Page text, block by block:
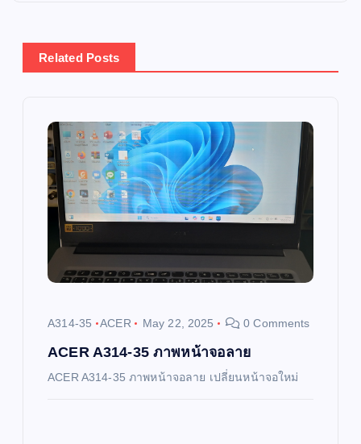
n
a
Related Posts
A314-35 ACER May 22, 2025 0 Comments
ACER A314-35 ภาพหน้าจอลาย
ACER A314-35 ภาพหน้าจอลาย เปลี่ยนหน้าจอใหม่